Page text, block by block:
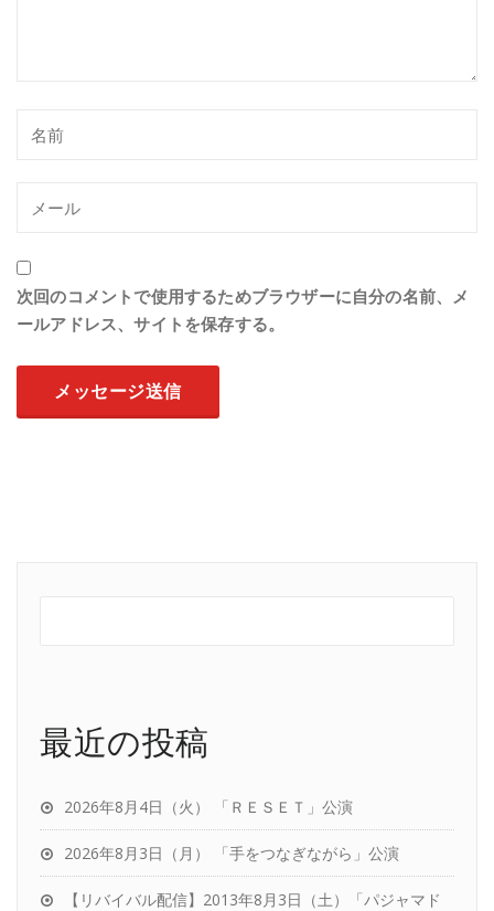
次回のコメントで使用するためブラウザーに自分の名前、メ
ールアドレス、サイトを保存する。
最近の投稿
2026年8月4日（火） 「ＲＥＳＥＴ」公演
2026年8月3日（月） 「手をつなぎながら」公演
【リバイバル配信】2013年8月3日（土）「パジャマド